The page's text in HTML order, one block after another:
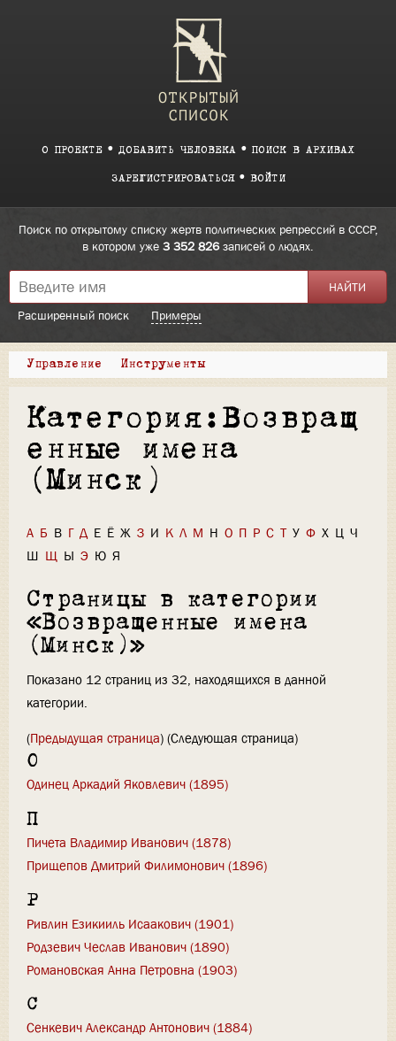
О ПРОЕКТЕ ДОБАВИТЬ ЧЕЛОВЕКА ПОИСК В АРХИВАХ
ЗАРЕГИСТРИРОВАТЬСЯ ВОЙТИ
Поиск по открытому списку жертв политических репрессий в СССР,
в котором уже 3 352 826записей о людях.
Расширенный поиск Примеры
Управление Инструменты
Категория:Возвращ
енные имена
(Минск)
А Б В Г Д Е Ё Ж З И К Л М Н О П Р С Т У Ф Х Ц Ч
Ш Щ Ы Э Ю Я
Страницы в категории
«Возвращенные имена
(Минск)»
Показано 12 страниц из 32, находящихся в данной
категории.
(Предыдущая страница) (Следующая страница)
О
Одинец Аркадий Яковлевич (1895)
П
Пичета Владимир Иванович (1878)
Прищепов Дмитрий Филимонович (1896)
Р
Ривлин Езикииль Исаакович (1901)
Родзевич Чеслав Иванович (1890)
Романовская Анна Петровна (1903)
С
Сенкевич Александр Антонович (1884)